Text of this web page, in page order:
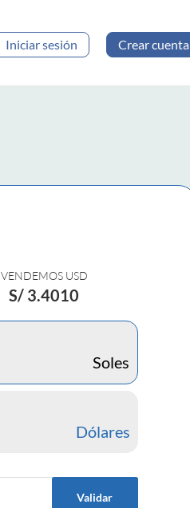
Iniciar sesión Crear cuenta
VENDEMOS USD
S/ 3.4010
Soles
Dólares
Validar